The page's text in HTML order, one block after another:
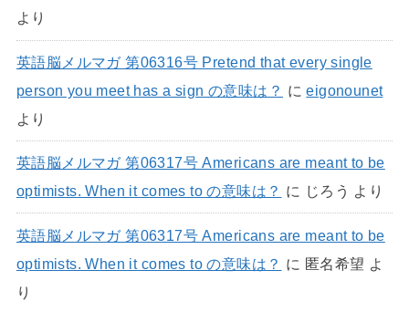
より
英語脳メルマガ 第06316号 Pretend that every single
person you meet has a sign の意味は？ にeigonounet
より
英語脳メルマガ 第06317号 Americans are meant to be
optimists. When it comes to の意味は？ に じろう より
英語脳メルマガ 第06317号 Americans are meant to be
optimists. When it comes to の意味は？ に 匿名希望 よ
り